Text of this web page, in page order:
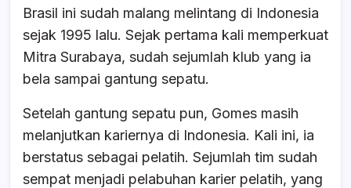
Brasil ini sudah malang melintang di Indonesia
sejak 1995 lalu. Sejak pertama kali memperkuat
Mitra Surabaya, sudah sejumlah klub yang ia
bela sampai gantung sepatu.
Setelah gantung sepatu pun, Gomes masih
melanjutkan kariernya di Indonesia. Kali ini, ia
berstatus sebagai pelatih. Sejumlah tim sudah
sempat menjadi pelabuhan karier pelatih, yang